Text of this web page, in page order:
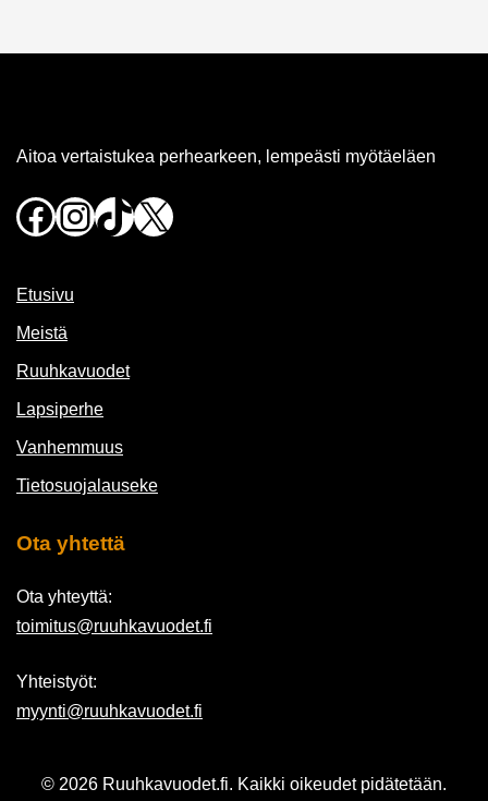
Aitoa vertaistukea perhearkeen, lempeästi myötäeläen
Facebook
Instagram
TikTok
X
Etusivu
Meistä
Ruuhkavuodet
Lapsiperhe
Vanhemmuus
Tietosuojalauseke
Ota yhtettä
Ota yhteyttä:
toimitus@ruuhkavuodet.fi
Yhteistyöt:
myynti@ruuhkavuodet.fi
© 2026 Ruuhkavuodet.fi. Kaikki oikeudet pidätetään.